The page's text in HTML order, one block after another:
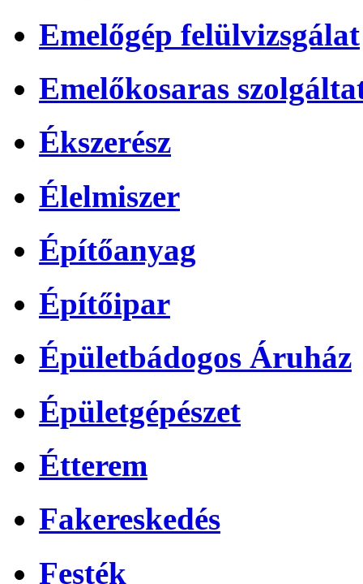
Emelőgép felülvizsgálat
Emelőkosaras
Ékszerész
Élelmiszer
Építőanyag
Építőipar
Épületbádogos Áruház
Épületgépészet
Étterem
Fakereskedés
Festék